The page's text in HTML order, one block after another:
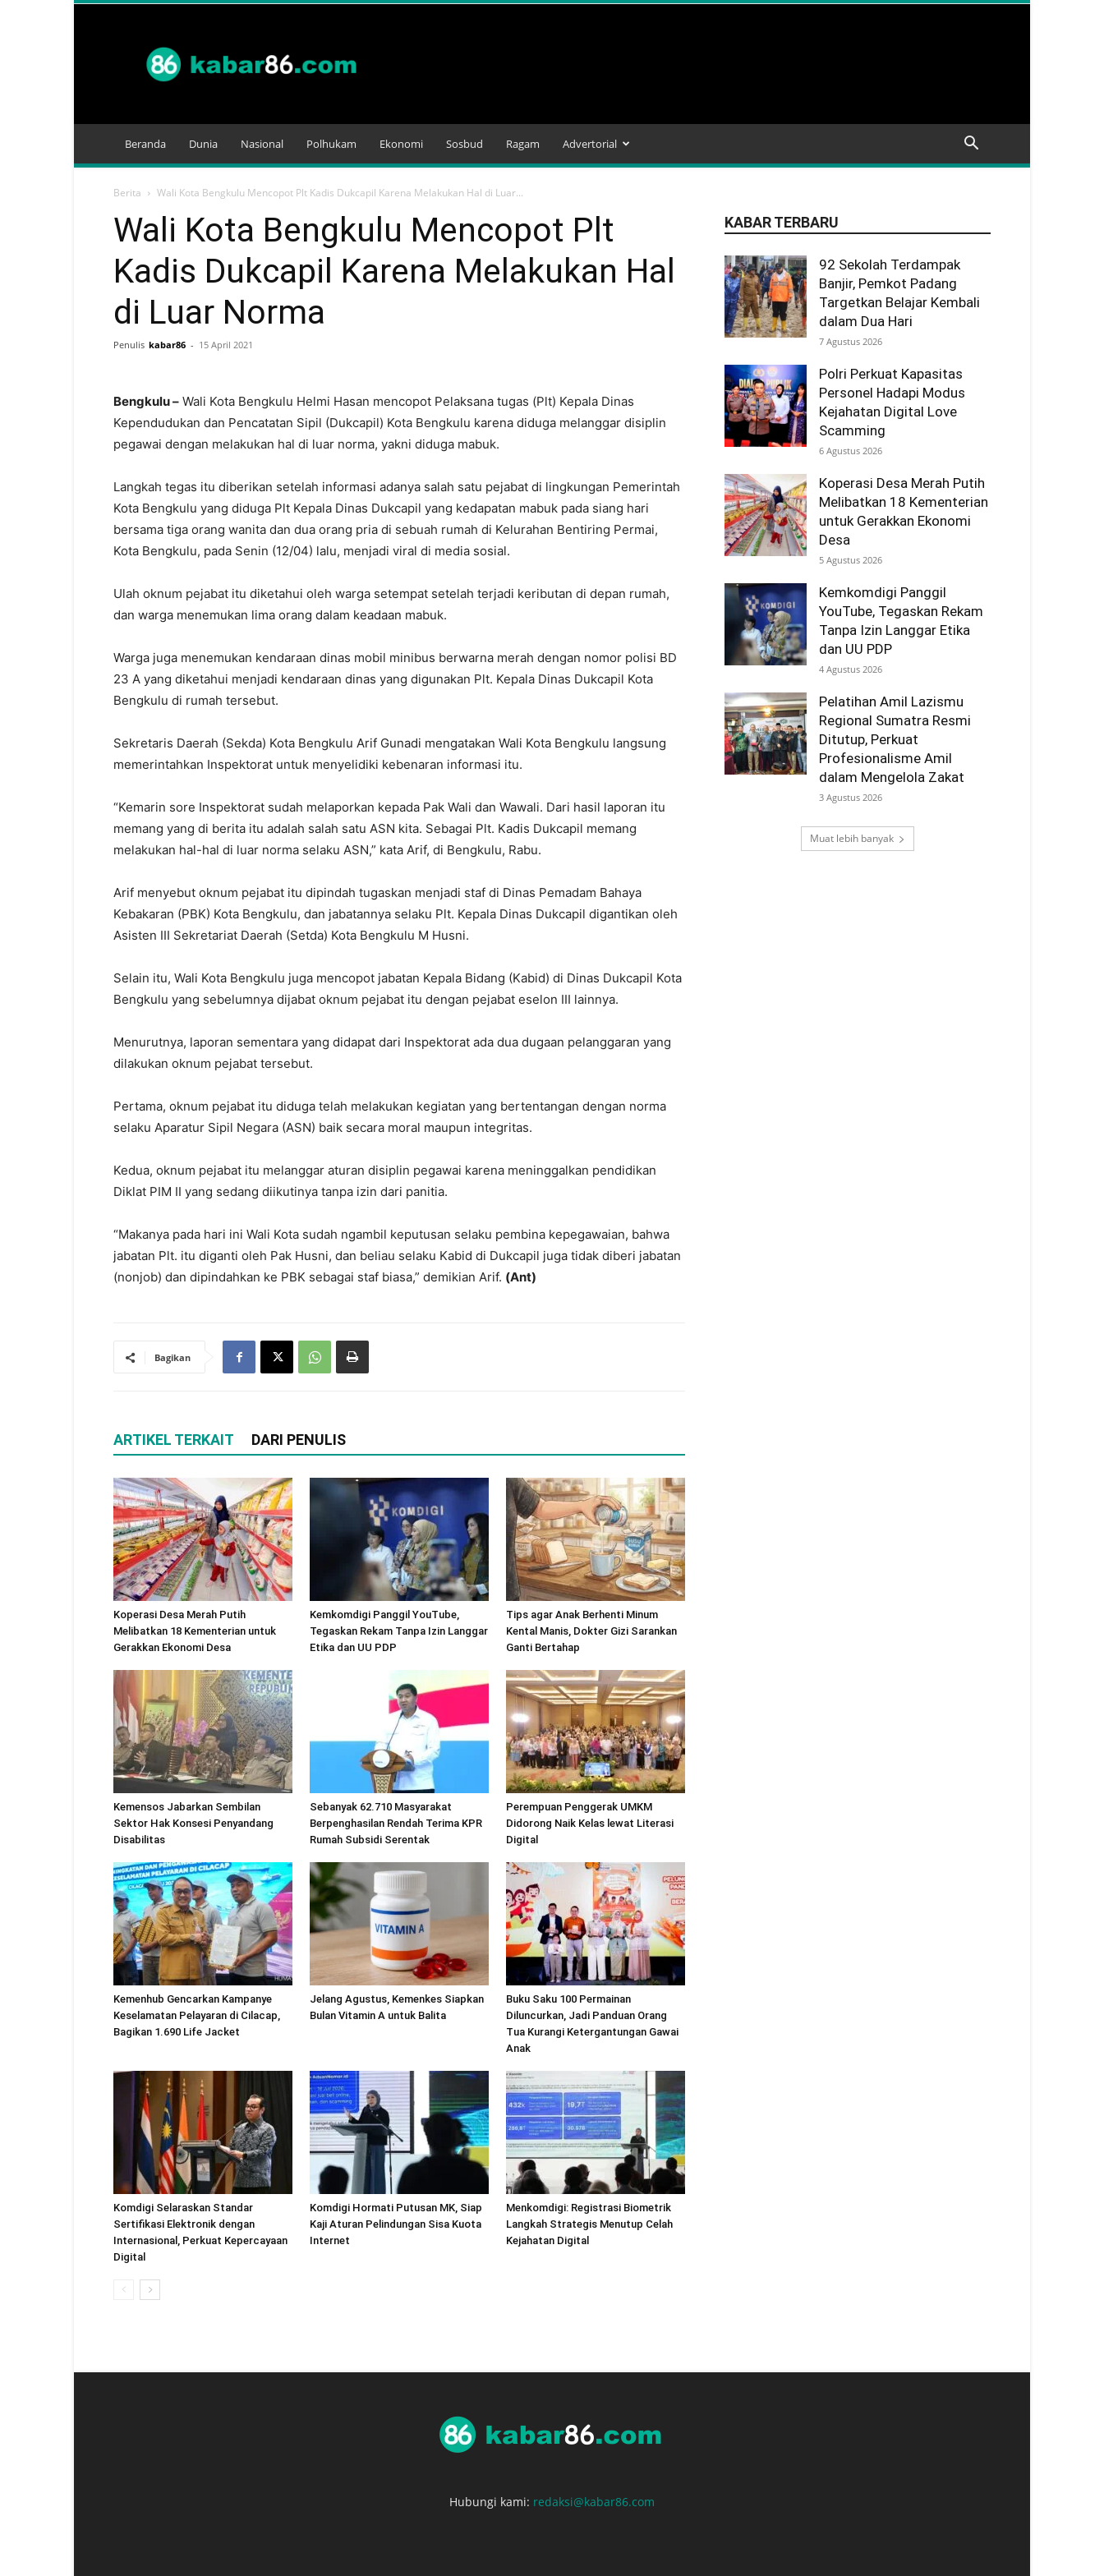
Beranda Dunia Nasional Polhukam Ekonomi Sosbud Ragam Advertorial
Berita Wali Kota Bengkulu Mencopot Plt Kadis Dukcapil Karena Melakukan Hal di Luar...
Wali Kota Bengkulu Mencopot Plt
Kadis Dukcapil Karena Melakukan Hal
di Luar Norma
Penulis kabar86 - 15 April 2021
Bengkulu – Wali Kota Bengkulu Helmi Hasan mencopot Pelaksana tugas (Plt) Kepala Dinas
Kependudukan dan Pencatatan Sipil (Dukcapil) Kota Bengkulu karena diduga melanggar disiplin
pegawai dengan melakukan hal di luar norma, yakni diduga mabuk.
Langkah tegas itu diberikan setelah informasi adanya salah satu pejabat di lingkungan Pemerintah
Kota Bengkulu yang diduga Plt Kepala Dinas Dukcapil yang kedapatan mabuk pada siang hari
bersama tiga orang wanita dan dua orang pria di sebuah rumah di Kelurahan Bentiring Permai,
Kota Bengkulu, pada Senin (12/04) lalu, menjadi viral di media sosial.
Ulah oknum pejabat itu diketahui oleh warga setempat setelah terjadi keributan di depan rumah,
dan warga menemukan lima orang dalam keadaan mabuk.
Warga juga menemukan kendaraan dinas mobil minibus berwarna merah dengan nomor polisi BD
23 A yang diketahui menjadi kendaraan dinas yang digunakan Plt. Kepala Dinas Dukcapil Kota
Bengkulu di rumah tersebut.
Sekretaris Daerah (Sekda) Kota Bengkulu Arif Gunadi mengatakan Wali Kota Bengkulu langsung
memerintahkan Inspektorat untuk menyelidiki kebenaran informasi itu.
“Kemarin sore Inspektorat sudah melaporkan kepada Pak Wali dan Wawali. Dari hasil laporan itu
memang yang di berita itu adalah salah satu ASN kita. Sebagai Plt. Kadis Dukcapil memang
melakukan hal-hal di luar norma selaku ASN,” kata Arif, di Bengkulu, Rabu.
Arif menyebut oknum pejabat itu dipindah tugaskan menjadi staf di Dinas Pemadam Bahaya
Kebakaran (PBK) Kota Bengkulu, dan jabatannya selaku Plt. Kepala Dinas Dukcapil digantikan oleh
Asisten III Sekretariat Daerah (Setda) Kota Bengkulu M Husni.
Selain itu, Wali Kota Bengkulu juga mencopot jabatan Kepala Bidang (Kabid) di Dinas Dukcapil Kota
Bengkulu yang sebelumnya dijabat oknum pejabat itu dengan pejabat eselon III lainnya.
Menurutnya, laporan sementara yang didapat dari Inspektorat ada dua dugaan pelanggaran yang
dilakukan oknum pejabat tersebut.
Pertama, oknum pejabat itu diduga telah melakukan kegiatan yang bertentangan dengan norma
selaku Aparatur Sipil Negara (ASN) baik secara moral maupun integritas.
Kedua, oknum pejabat itu melanggar aturan disiplin pegawai karena meninggalkan pendidikan
Diklat PIM II yang sedang diikutinya tanpa izin dari panitia.
“Makanya pada hari ini Wali Kota sudah ngambil keputusan selaku pembina kepegawaian, bahwa
jabatan Plt. itu diganti oleh Pak Husni, dan beliau selaku Kabid di Dukcapil juga tidak diberi jabatan
(nonjob) dan dipindahkan ke PBK sebagai staf biasa,” demikian Arif. (Ant)
Bagikan
ARTIKEL TERKAIT DARI PENULIS
Koperasi Desa Merah Putih
Melibatkan 18 Kementerian untuk
Gerakkan Ekonomi Desa
Kemkomdigi Panggil YouTube,
Tegaskan Rekam Tanpa Izin Langgar
Etika dan UU PDP
Tips agar Anak Berhenti Minum
Kental Manis, Dokter Gizi Sarankan
Ganti Bertahap
Kemensos Jabarkan Sembilan
Sektor Hak Konsesi Penyandang
Disabilitas
Sebanyak 62.710 Masyarakat
Berpenghasilan Rendah Terima KPR
Rumah Subsidi Serentak
Perempuan Penggerak UMKM
Didorong Naik Kelas lewat Literasi
Digital
Kemenhub Gencarkan Kampanye
Keselamatan Pelayaran di Cilacap,
Bagikan 1.690 Life Jacket
Jelang Agustus, Kemenkes Siapkan
Bulan Vitamin A untuk Balita
Buku Saku 100 Permainan
Diluncurkan, Jadi Panduan Orang
Tua Kurangi Ketergantungan Gawai
Anak
Komdigi Selaraskan Standar
Sertifikasi Elektronik dengan
Internasional, Perkuat Kepercayaan
Digital
Komdigi Hormati Putusan MK, Siap
Kaji Aturan Pelindungan Sisa Kuota
Internet
Menkomdigi: Registrasi Biometrik
Langkah Strategis Menutup Celah
Kejahatan Digital
KABAR TERBARU
92 Sekolah Terdampak
Banjir, Pemkot Padang
Targetkan Belajar Kembali
dalam Dua Hari
7 Agustus 2026
Polri Perkuat Kapasitas
Personel Hadapi Modus
Kejahatan Digital Love
Scamming
6 Agustus 2026
Koperasi Desa Merah Putih
Melibatkan 18 Kementerian
untuk Gerakkan Ekonomi
Desa
5 Agustus 2026
Kemkomdigi Panggil
YouTube, Tegaskan Rekam
Tanpa Izin Langgar Etika
dan UU PDP
4 Agustus 2026
Pelatihan Amil Lazismu
Regional Sumatra Resmi
Ditutup, Perkuat
Profesionalisme Amil
dalam Mengelola Zakat
3 Agustus 2026
Muat lebih banyak
Hubungi kami: redaksi@kabar86.com